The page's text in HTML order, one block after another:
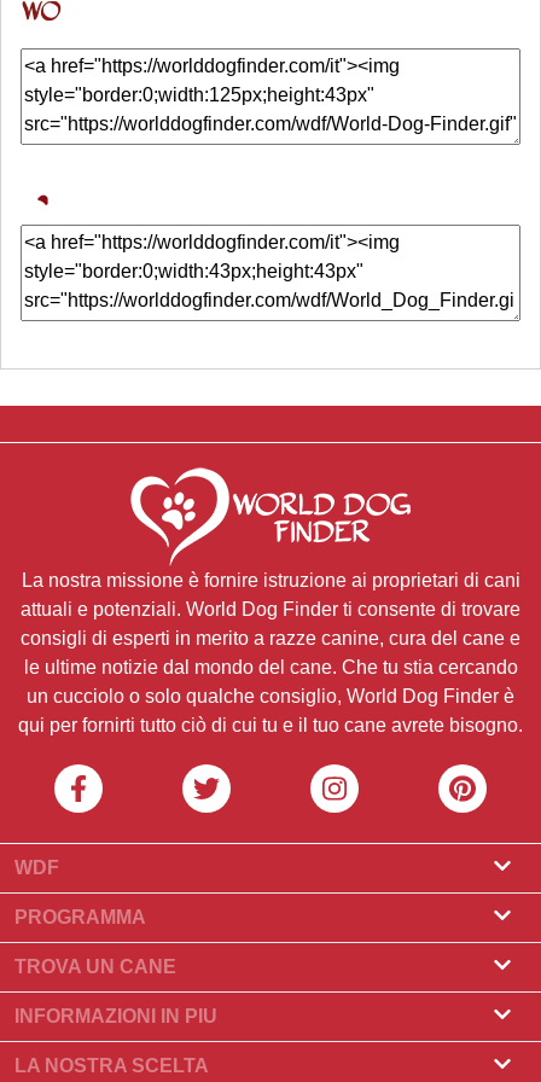
La nostra missione è fornire istruzione ai proprietari di cani
attuali e potenziali. World Dog Finder ti consente di trovare
consigli di esperti in merito a razze canine, cura del cane e
le ultime notizie dal mondo del cane. Che tu stia cercando
un cucciolo o solo qualche consiglio, World Dog Finder è
qui per fornirti tutto ciò di cui tu e il tuo cane avrete bisogno.
WDF
Riguardo a noi
Cos'è World Dog Finder
Quali associazioni accettiamo?
Contatto
I nostri partner
PROGRAMMA
Programma Allevatore
Programma per toelettatori
TROVA UN CANE
Trova un allevatore
Compra un cane
INFORMAZIONI IN PIU
Razze di cani
LA NOSTRA SCELTA